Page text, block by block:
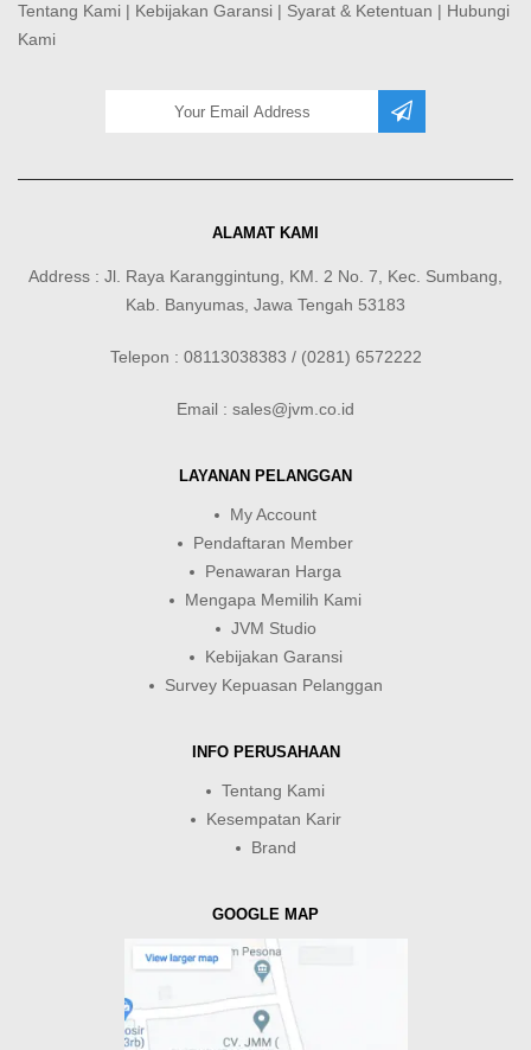
Tentang Kami | Kebijakan Garansi | Syarat & Ketentuan | Hubungi
Kami
ALAMAT KAMI
Address : Jl. Raya Karanggintung, KM. 2 No. 7, Kec. Sumbang,
Kab. Banyumas, Jawa Tengah 53183
Telepon : 08113038383 / (0281) 6572222
Email : sales@jvm.co.id
LAYANAN PELANGGAN
My Account
Pendaftaran Member
Penawaran Harga
Mengapa Memilih Kami
JVM Studio
Kebijakan Garansi
Survey Kepuasan Pelanggan
INFO PERUSAHAAN
Tentang Kami
Kesempatan Karir
Brand
GOOGLE MAP